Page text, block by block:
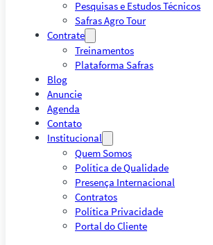
Pesquisas e Estudos Técnicos
Safras Agro Tour
Contrate
Treinamentos
Plataforma Safras
Blog
Anuncie
Agenda
Contato
Institucional
Quem Somos
Política de Qualidade
Presença Internacional
Contratos
Política Privacidade
Portal do Cliente